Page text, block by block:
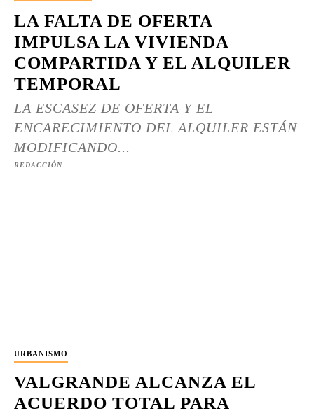
LA FALTA DE OFERTA
IMPULSA LA VIVIENDA
COMPARTIDA Y EL ALQUILER
TEMPORAL
LA ESCASEZ DE OFERTA Y EL
ENCARECIMIENTO DEL ALQUILER ESTÁN
MODIFICANDO...
REDACCIÓN
URBANISMO
VALGRANDE ALCANZA EL
ACUERDO TOTAL PARA